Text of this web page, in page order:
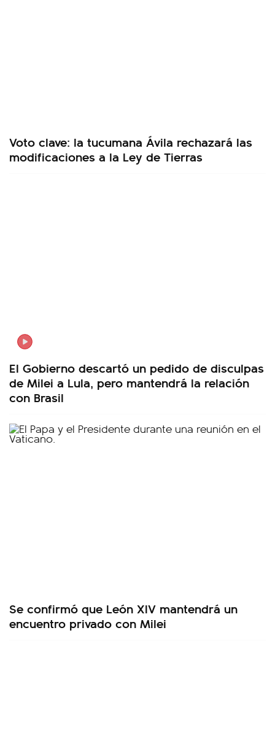
Voto clave: la tucumana Ávila rechazará las
modificaciones a la Ley de Tierras
El Gobierno descartó un pedido de disculpas
de Milei a Lula, pero mantendrá la relación
con Brasil
Se confirmó que León XIV mantendrá un
encuentro privado con Milei